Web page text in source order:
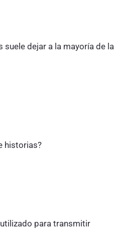
dejar a la mayoría de la
historias?
para transmitir